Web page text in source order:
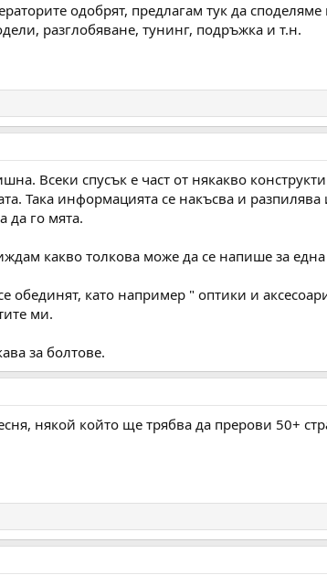
одобрят, предлагам тук да
разглобяване, тунинг, подръжка и т.н.
Всеки спусък е част от някакво
Така информацията се накъсва и
да го мята.
какво толкова може да се напише за една
обединят, като например " оптики и
ми.
за болтове.
някой който ще трябва да прерови 50+